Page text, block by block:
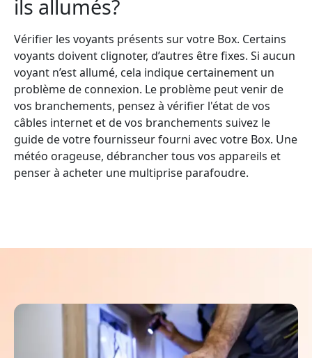
ils allumés?
Vérifier les voyants présents sur votre Box. Certains
voyants doivent clignoter, d’autres être fixes. Si aucun
voyant n’est allumé, cela indique certainement un
problème de connexion. Le problème peut venir de
vos branchements, pensez à vérifier l'état de vos
câbles internet et de vos branchements suivez le
guide de votre fournisseur fourni avec votre Box. Une
météo orageuse, débrancher tous vos appareils et
penser à acheter une multiprise parafoudre.